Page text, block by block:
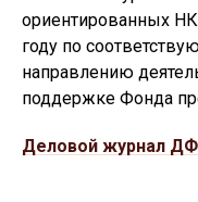
ориентированных
году по
направлению
поддержке Фонда
Деловой журнал